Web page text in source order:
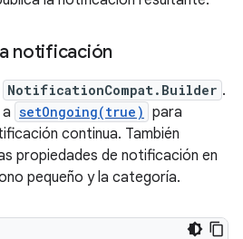
notificación
NotificationCompat.Builder .
setOngoing(true) para
continua. También
propiedades de notificación en
pequeño y la categoría.